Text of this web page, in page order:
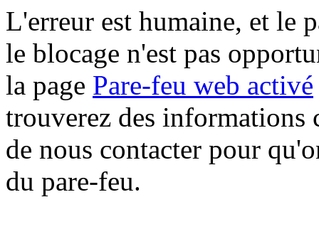
L'erreur est humaine, et le
le blocage n'est pas
la page Pare-feu web activé
trouverez des informations
de nous contacter pour
du pare-feu.